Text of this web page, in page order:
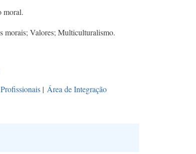
moral.
morais; Valores; Multiculturalismo.
Profissionais | Área de Integração